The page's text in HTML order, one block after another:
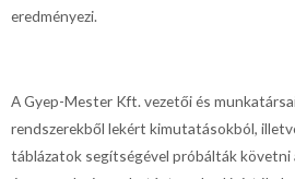
eredményezi.
A Gyep-Mester Kft. vezetői és
rendszerekből lekért kimutatásokból,
táblázatok segítségével próbálták követni